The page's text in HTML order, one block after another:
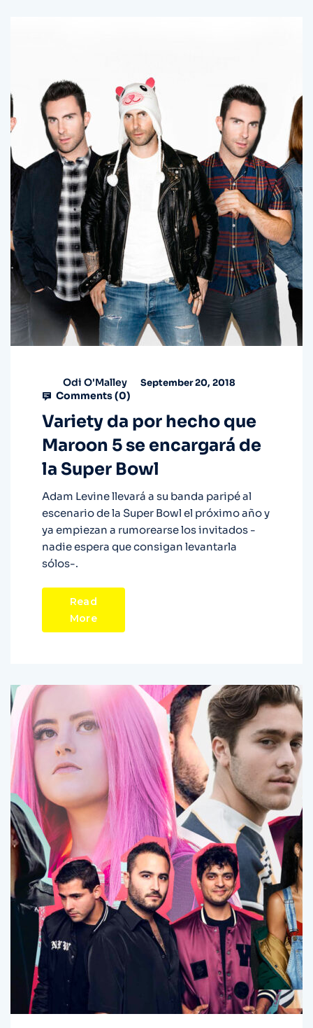
Odi O'Malley September 20, 2018
Comments (0)
Variety da por hecho que
Maroon 5 se encargará de
la Super Bowl
Adam Levine llevará a su banda paripé al
escenario de la Super Bowl el próximo año y
ya empiezan a rumorearse los invitados -
nadie espera que consigan levantarla
sólos-.
Read
More